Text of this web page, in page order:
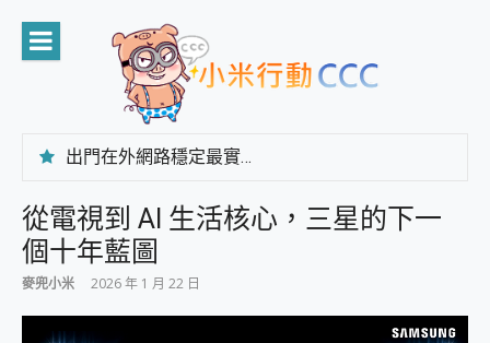
content
出門在外網路穩定最實在 「台灣大哥大」榮獲 4G/5G 在線率全球 NO.3 全台第一與全台六冠王實測心得，走到哪順到哪！
CP 值天花板~ Bongcom BS5 足球君開箱~ 短焦投影機 3千元就能擁有！ 折扣碼在這～
專為 PC上的 XBOX和掌機設計的 FireCuda X1070 SSD 固態硬碟開箱 評測
從電視到 AI 生活核心，三星的下一
個十年藍圖
麥兜小米 2026 年 1 月 22 日